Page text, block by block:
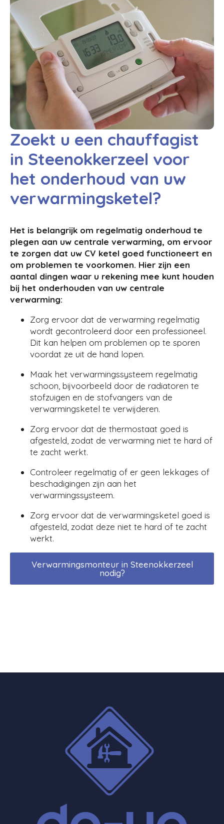
Zoekt u een chauffagist
in Steenokkerzeel voor
het onderhoud van uw
verwarmingsketel?
Het is belangrijk om regelmatig onderhoud te
plegen aan uw centrale verwarming, om ervoor
te zorgen dat uw CV ketel goed functioneert en
om problemen te voorkomen. Hier zijn een
aantal dingen waar u rekening mee kunt houden
bij het onderhouden van uw centrale
verwarming:
Zorg ervoor dat de verwarming regelmatig
wordt gecontroleerd door een professioneel.
Dit kan helpen om problemen op te sporen
voordat ze uit de hand lopen.
Maak het verwarmingssysteem regelmatig
schoon, bijvoorbeeld door de radiatoren te
stofzuigen en de stofvangers van de
verwarmingsketel te verwijderen.
Zorg ervoor dat de thermostaat goed is
afgesteld, zodat de verwarming niet te hard of
te zacht werkt.
Controleer regelmatig of er geen lekkages of
beschadigingen zijn aan het
verwarmingssysteem.
Zorg ervoor dat de verwarmingsketel goed is
afgesteld, zodat deze niet te hard of te zacht
werkt.
Verwarmingsmonteur in Steenokkerzeel
nodig?